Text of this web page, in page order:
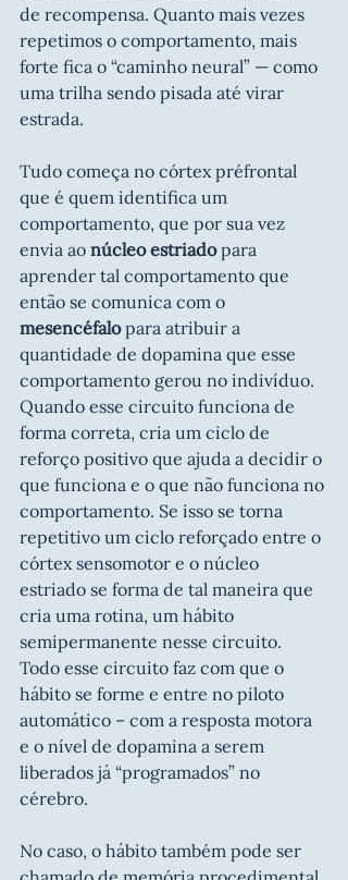
de recompensa. Quanto mais vezes
repetimos o comportamento, mais
forte fica o “caminho neural” — como
uma trilha sendo pisada até virar
estrada.
Tudo começa no córtex préfrontal
que é quem identifica um
comportamento, que por sua vez
envia ao núcleo estriado para
aprender tal comportamento que
então se comunica com o
mesencéfalo para atribuir a
quantidade de dopamina que esse
comportamento gerou no indivíduo.
Quando esse circuito funciona de
forma correta, cria um ciclo de
reforço positivo que ajuda a decidir o
que funciona e o que não funciona no
comportamento. Se isso se torna
repetitivo um ciclo reforçado entre o
córtex sensomotor e o núcleo
estriado se forma de tal maneira que
cria uma rotina, um hábito
semipermanente nesse circuito.
Todo esse circuito faz com que o
hábito se forme e entre no piloto
automático – com a resposta motora
e o nível de dopamina a serem
liberados já “programados” no
cérebro.
No caso, o hábito também pode ser